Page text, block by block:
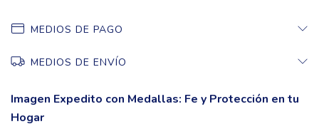
MEDIOS DE PAGO
MEDIOS DE ENVÍO
Imagen Expedito con Medallas: Fe y Protección en tu
Hogar